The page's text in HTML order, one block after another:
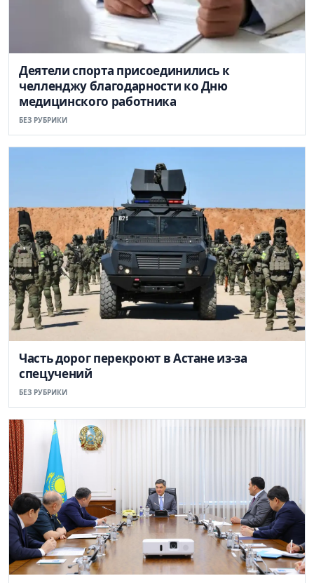
Деятели спорта присоединились к
челленджу благодарности ко Дню
медицинского работника
БЕЗ РУБРИКИ
Часть дорог перекроют в Астане из-за
спецучений
БЕЗ РУБРИКИ